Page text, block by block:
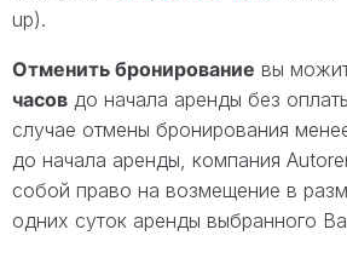
up).
Отменить бронирование вы
часов до начала аренды без
случае отмены бронирования
до начала аренды, компания
собой право на возмещение в
одних суток аренды выбранного